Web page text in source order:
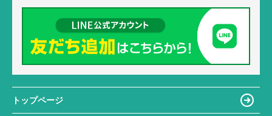
トップページ